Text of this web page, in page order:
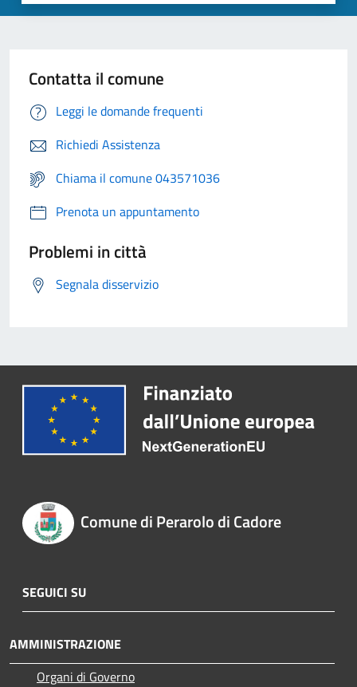
Contatta il comune
Leggi le domande frequenti
Richiedi Assistenza
Chiama il comune 043571036
Prenota un appuntamento
Problemi in città
Segnala disservizio
Comune di Perarolo di Cadore
SEGUICI SU
AMMINISTRAZIONE
Organi di Governo